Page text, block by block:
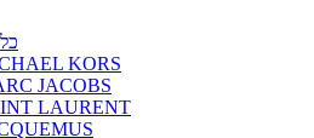
KORS
JACOBS
LAURENT